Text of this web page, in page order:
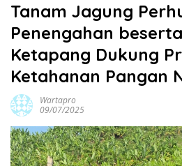
Tanam Jagung
Penengahan
Ketapang Dukung
Ketahanan Pangan
Wartapro
09/07/2025